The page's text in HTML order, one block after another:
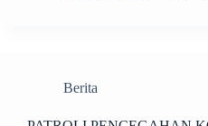
Berita